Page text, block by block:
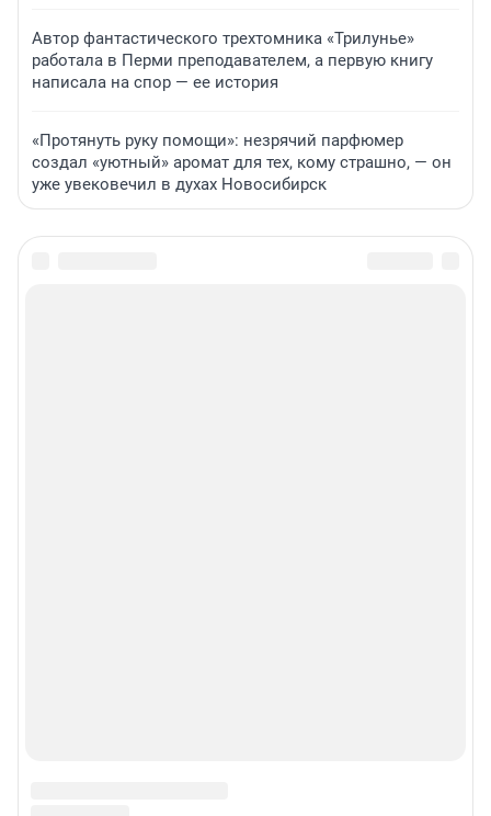
Автор фантастического трехтомника «Трилунье»
работала в Перми преподавателем, а первую книгу
написала на спор — ее история
«Протянуть руку помощи»: незрячий парфюмер
создал «уютный» аромат для тех, кому страшно, — он
уже увековечил в духах Новосибирск